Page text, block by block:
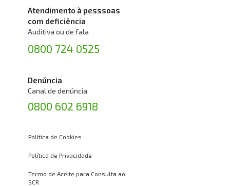
Atendimento à pesssoas
com deficiência
Auditiva ou de fala
0800 724 0525
Política de Cookies
Denúncia
Política de Privacidade
Canal de denúncia
Termo de Aceite para Consulta ao
SCR
0800 602 6918